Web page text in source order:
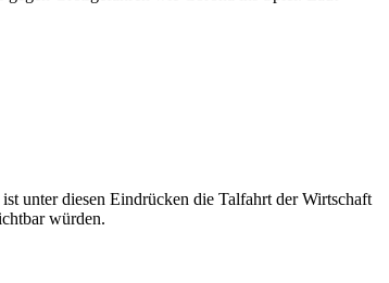
unter diesen Eindrücken die Talfahrt der Wirtschaft
würden.